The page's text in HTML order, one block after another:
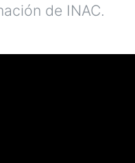
de INAC.